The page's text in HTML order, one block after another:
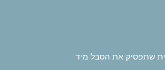
שתפסיק את הסבל מיד